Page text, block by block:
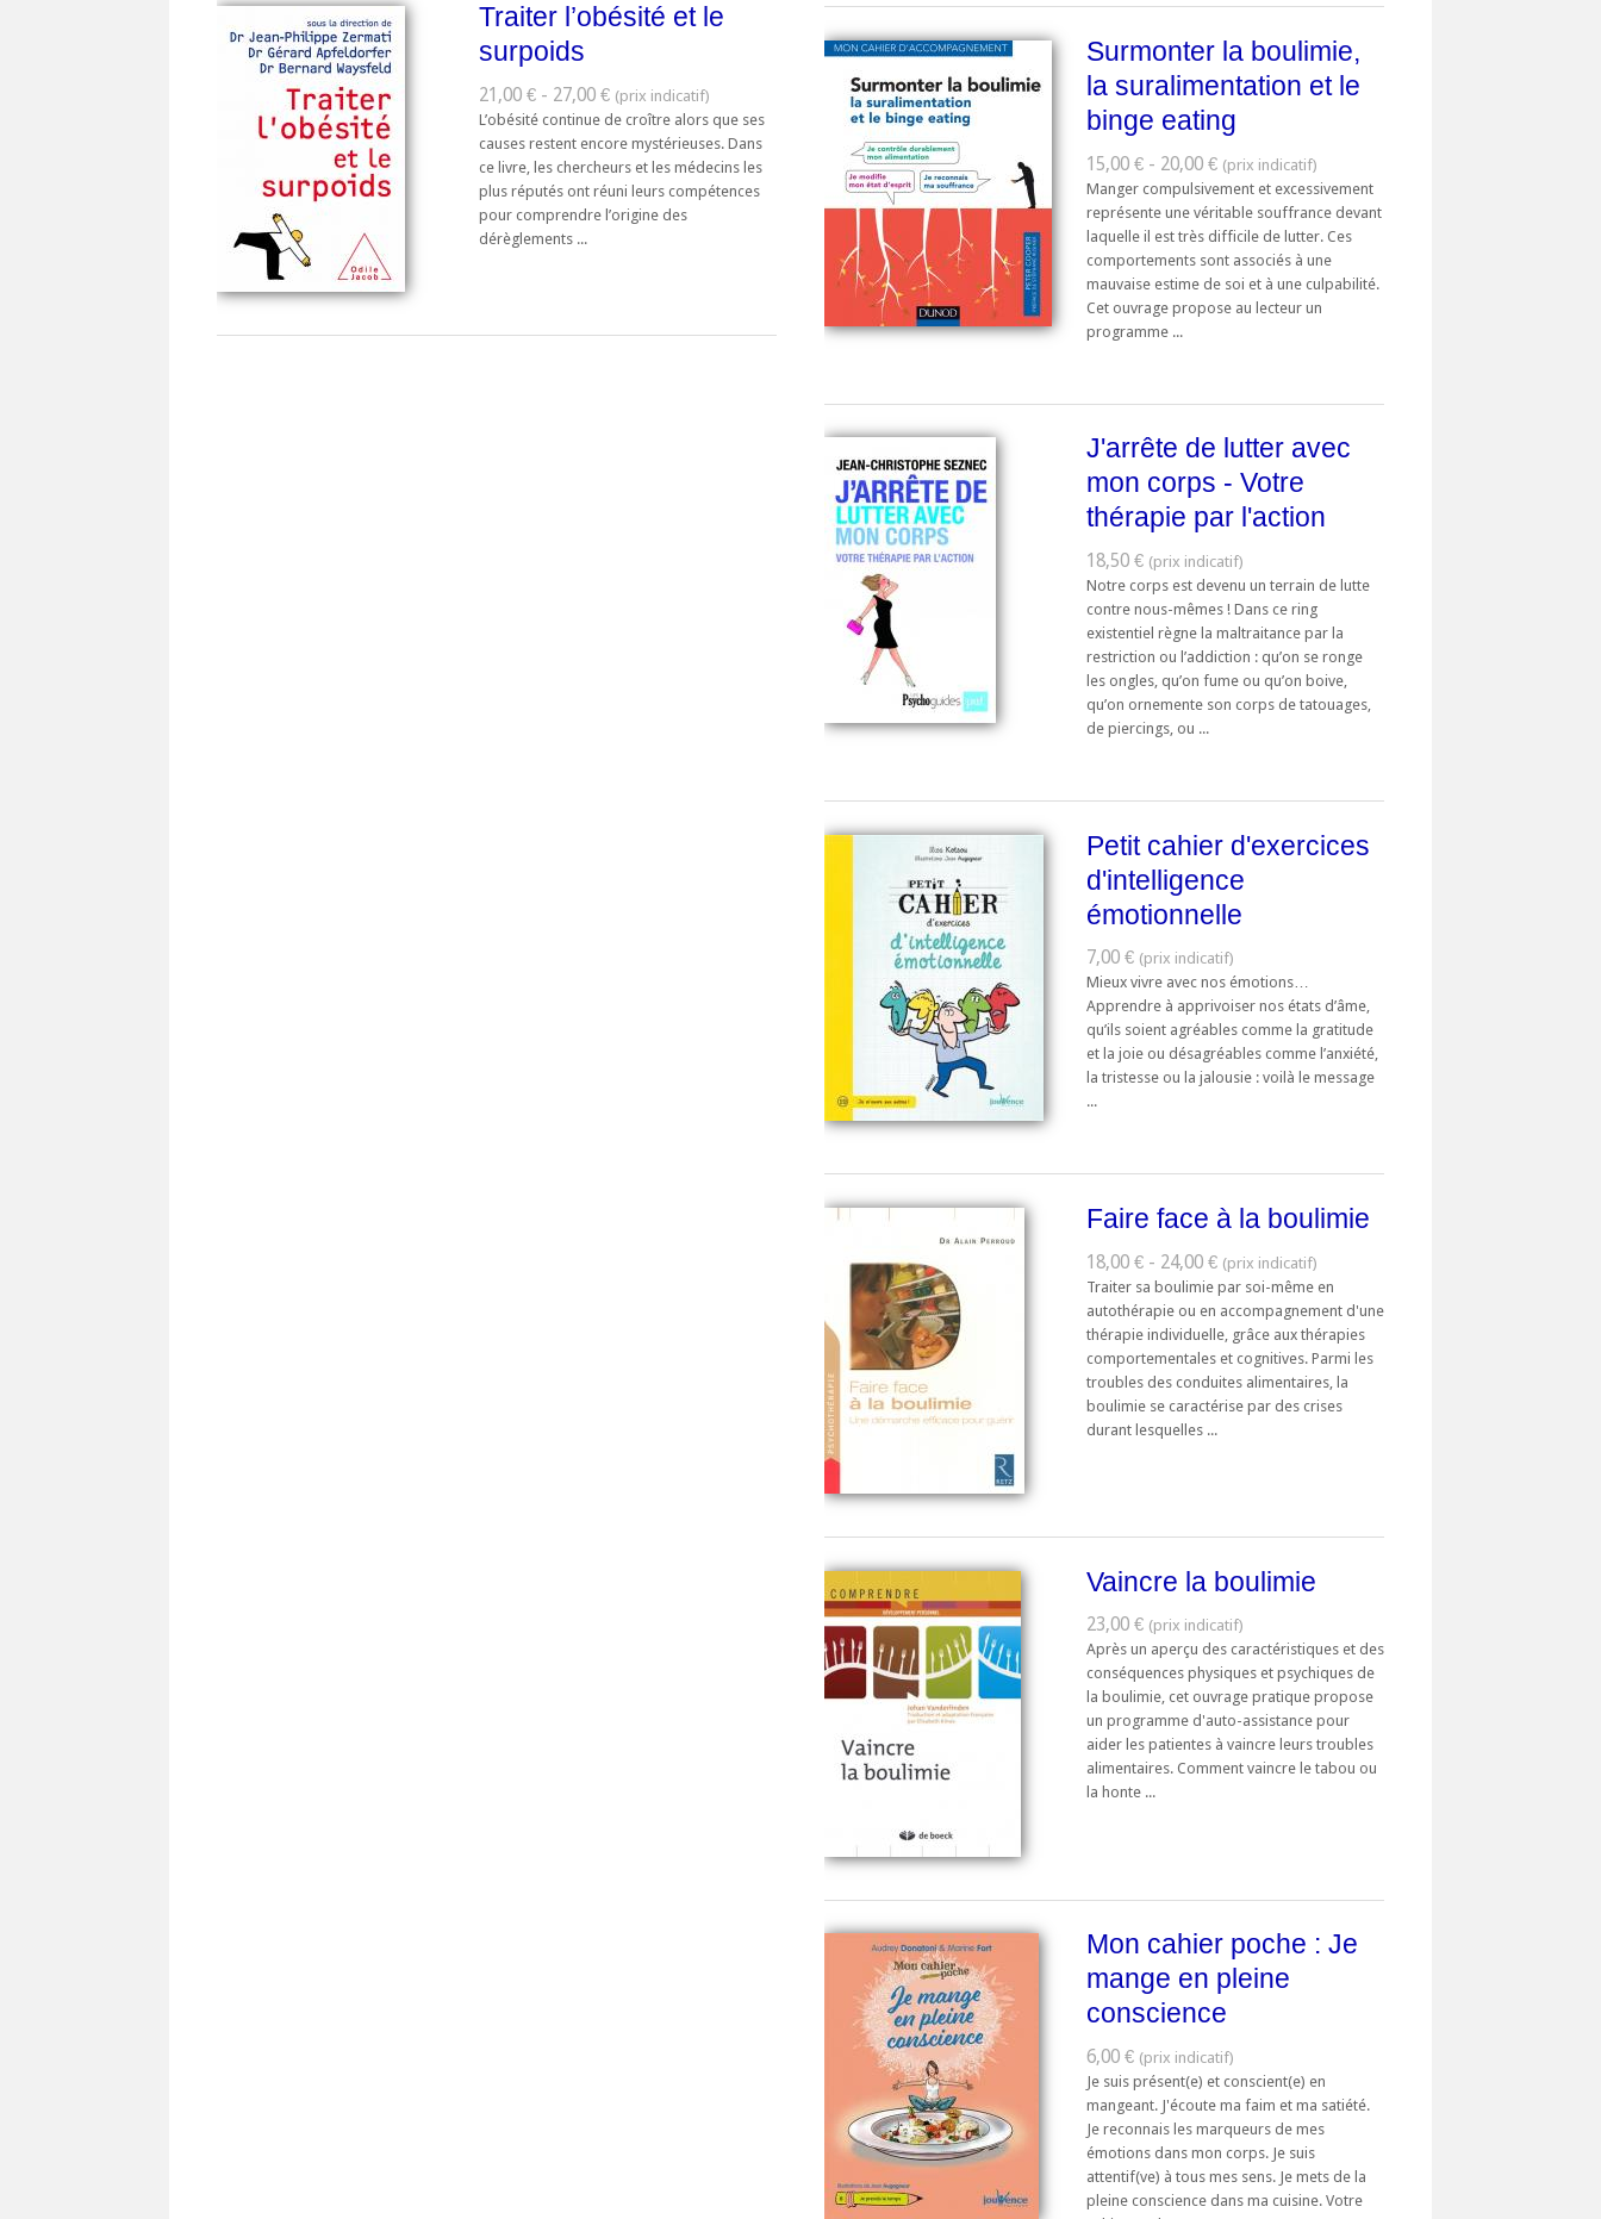
Traiter l’obésité et le
surpoids
21,00 € - 27,00 €
L’obésité continue de croître alors que ses
causes restent encore mystérieuses. Dans
ce livre, les chercheurs et les médecins les
plus réputés ont réuni leurs compétences
pour comprendre l’origine des
dérèglements ...
Surmonter la boulimie,
la suralimentation et le
binge eating
15,00 € - 20,00 €
Manger compulsivement et excessivement
représente une véritable souffrance devant
laquelle il est très difficile de lutter. Ces
comportements sont associés à une
mauvaise estime de soi et à une culpabilité.
Cet ouvrage propose au lecteur un
programme ...
J'arrête de lutter avec
mon corps - Votre
thérapie par l'action
18,50 €
Notre corps est devenu un terrain de lutte
contre nous-mêmes ! Dans ce ring
existentiel règne la maltraitance par la
restriction ou l’addiction : qu’on se ronge
les ongles, qu’on fume ou qu’on boive,
qu’on ornemente son corps de tatouages,
de piercings, ou ...
Petit cahier d'exercices
d'intelligence
émotionnelle
7,00 €
Mieux vivre avec nos émotions…
Apprendre à apprivoiser nos états d’âme,
qu’ils soient agréables comme la gratitude
et la joie ou désagréables comme l’anxiété,
la tristesse ou la jalousie : voilà le message
...
Faire face à la boulimie
18,00 € - 24,00 €
Traiter sa boulimie par soi-même en
autothérapie ou en accompagnement d'une
thérapie individuelle, grâce aux thérapies
comportementales et cognitives. Parmi les
troubles des conduites alimentaires, la
boulimie se caractérise par des crises
durant lesquelles ...
Vaincre la boulimie
23,00 €
Après un aperçu des caractéristiques et des
conséquences physiques et psychiques de
la boulimie, cet ouvrage pratique propose
un programme d'auto-assistance pour
aider les patientes à vaincre leurs troubles
alimentaires. Comment vaincre le tabou ou
la honte ...
Mon cahier poche : Je
mange en pleine
conscience
6,00 €
Je suis présent(e) et conscient(e) en
mangeant. J'écoute ma faim et ma satiété.
Je reconnais les marqueurs de mes
émotions dans mon corps. Je suis
attentif(ve) à tous mes sens. Je mets de la
pleine conscience dans ma cuisine. Votre